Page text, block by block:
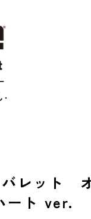
バレット
ート ver.